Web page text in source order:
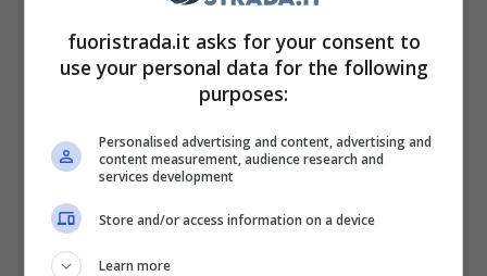
risposta e atmosfera. Immagino una
Clubsport elettrica capace di alternare
che ti fa cercare una strada in salita al
tramonto.
Indizi concreti e attese
fuoristrada.it asks for your consent to
use your personal data for the following
purposes:
Personalised advertising and content, advertising and
content measurement, audience research and
services development
Store and/or access information on a device
Learn more